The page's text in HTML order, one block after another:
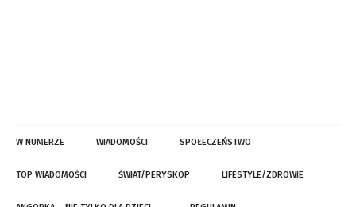
W NUMERZE WIADOMOŚCI SPOŁECZEŃSTWO
TOP WIADOMOŚCI ŚWIAT/PERYSKOP LIFESTYLE/ZDROWIE